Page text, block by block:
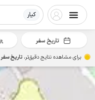
کیار
تاریخ سفر
برای مشاهده نتایج دقیق‌تر، تاریخ سفر